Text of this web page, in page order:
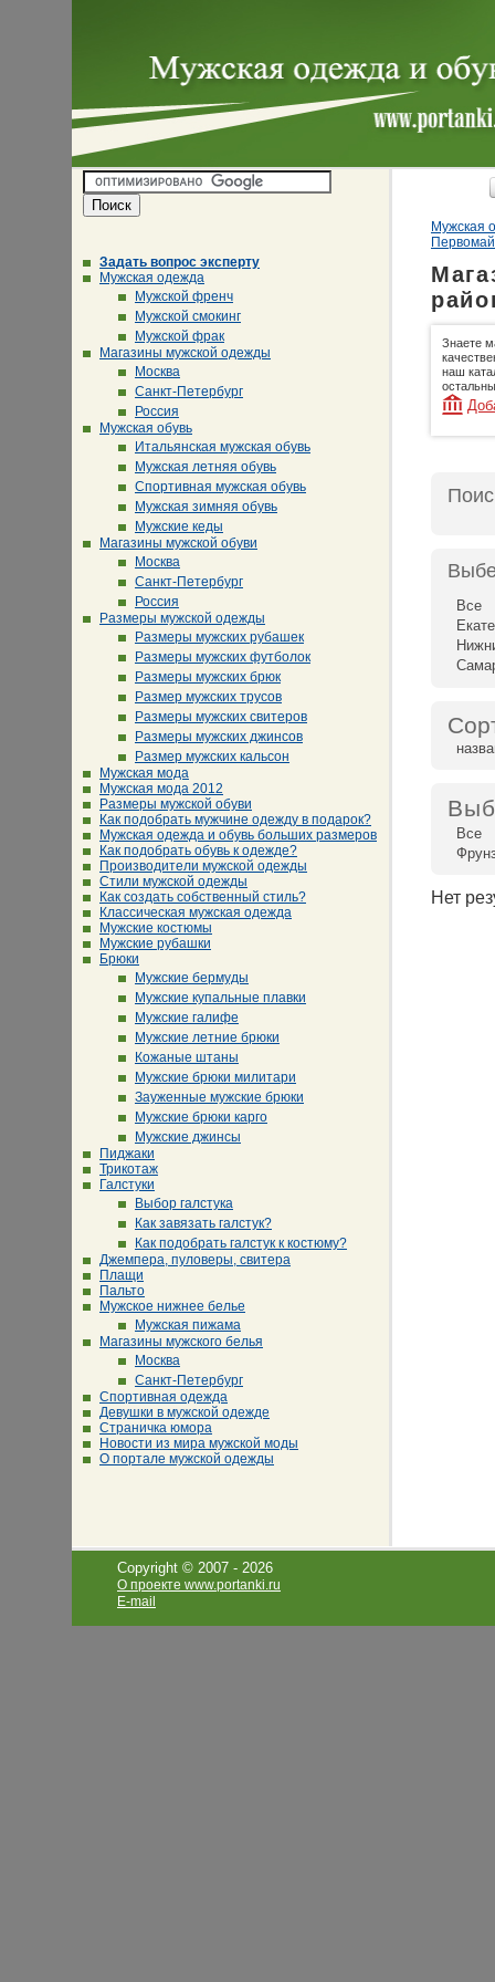
Задать вопрос эксперту
Мужская одежда
Мужской френч
Мужской смокинг
Мужской фрак
Магазины мужской одежды
Москва
Санкт-Петербург
Россия
Мужская обувь
Итальянская мужская обувь
Мужская летняя обувь
Спортивная мужская обувь
Мужская зимняя обувь
Мужские кеды
Магазины мужской обуви
Москва
Санкт-Петербург
Россия
Размеры мужской одежды
Размеры мужских рубашек
Размеры мужских футболок
Размеры мужских брюк
Размер мужских трусов
Размеры мужских свитеров
Размеры мужских джинсов
Размер мужских кальсон
Мужская мода
Мужская мода 2012
Размеры мужской обуви
Как подобрать мужчине одежду в подарок?
Мужская одежда и обувь больших размеров
Как подобрать обувь к одежде?
Производители мужской одежды
Стили мужской одежды
Как создать собственный стиль?
Классическая мужская одежда
Мужские костюмы
Мужские рубашки
Брюки
Мужские бермуды
Мужские купальные плавки
Мужские галифе
Мужские летние брюки
Кожаные штаны
Мужские брюки милитари
Зауженные мужские брюки
Мужские брюки карго
Мужские джинсы
Пиджаки
Трикотаж
Галстуки
Выбор галстука
Как завязать галстук?
Как подобрать галстук к костюму?
Джемпера, пуловеры, свитера
Плащи
Пальто
Мужское нижнее белье
Мужская пижама
Магазины мужского белья
Москва
Санкт-Петербург
Спортивная одежда
Девушки в мужской одежде
Страничка юмора
Новости из мира мужской моды
О портале мужской одежды
Мужская
Знаете
наш
Все
Все
Нет
Copyright © 2007 - 2026
О проекте www.portanki.ru
E-mail